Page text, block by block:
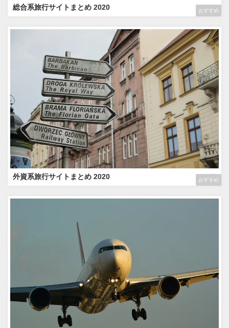
おすすめ
総合系旅行サイトまとめ 2020
おすすめ
外資系旅行サイトまとめ 2020